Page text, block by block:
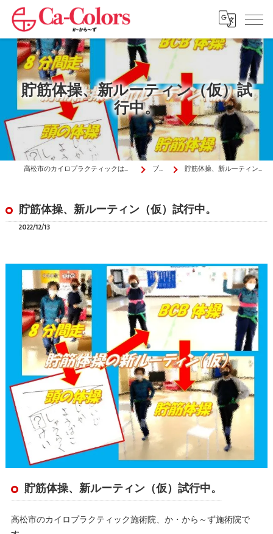
貯筋体操、新ルーティン（仮）試
行中。
高松市のカイロプラクティックはか・から～ず施術院 ブログ 貯筋体操、新ルーティン（仮）試行中。
貯筋体操、新ルーティン（仮）試行中。
2022/12/13
貯筋体操、新ルーティン（仮）試行中。
高松市のカイロプラクティック施術院、か・から～ず施術院で